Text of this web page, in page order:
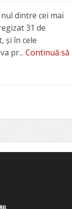
dintre cei mai
31 de
și în cele
pr... Continuă să